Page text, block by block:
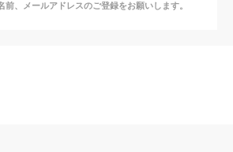
前、メールアドレスのご登録をお願いします。